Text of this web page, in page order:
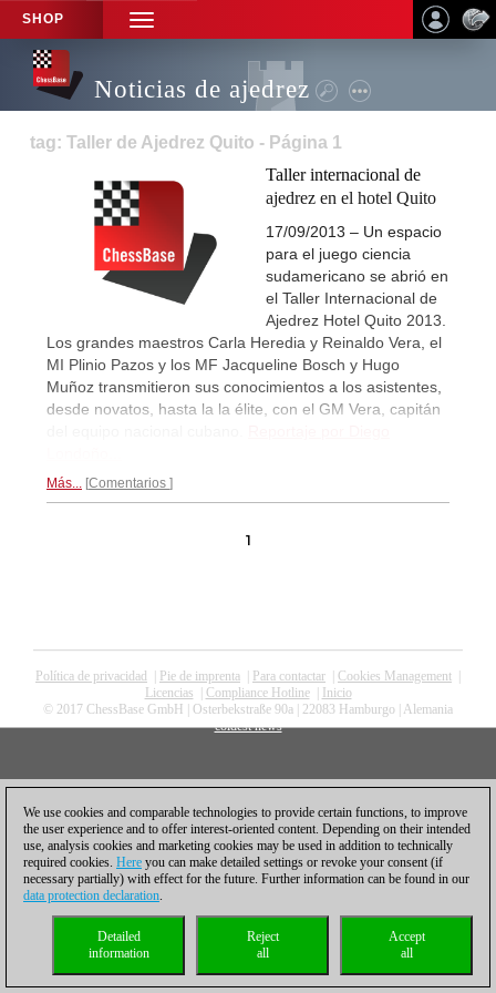
SHOP
TOGGLE
NAVIGATION
Noticias de ajedrez
tag: Taller de Ajedrez Quito - Página 1
Taller internacional de
ajedrez en el hotel Quito
17/09/2013 – Un espacio
para el juego ciencia
sudamericano se abrió en
el Taller Internacional de
Ajedrez Hotel Quito 2013.
Los grandes maestros Carla Heredia y Reinaldo Vera, el
MI Plinio Pazos y los MF Jacqueline Bosch y Hugo
Muñoz transmitieron sus conocimientos a los asistentes,
desde novatos, hasta la la élite, con el GM Vera, capitán
Más... Comentarios
1
Política de privacidad Pie de imprenta Para contactar Cookies Management
Licencias
Compliance Hotline|
Inicio
© 2017 ChessBase GmbH | Osterbekstraße 90a | 22083 Hamburgo | Alemania
coldest news
We use cookies and comparable technologies to provide certain functions, to improve
the user experience and to offer interest-oriented content. Depending on their intended
use, analysis cookies and marketing cookies may be used in addition to technically
required cookies. Here you can make detailed settings or revoke your consent (if
necessary partially) with effect for the future. Further information can be found in our
data protection declaration.
Accept
all
Reject
all
Detailed
information